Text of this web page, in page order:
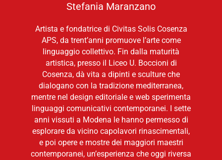
Stefania Maranzano
Artista e fondatrice di Civitas Solis Cosenza
APS, da trent’anni promuove l’arte come
linguaggio collettivo. Fin dalla maturità
artistica, presso il Liceo U. Boccioni di
Cosenza, dà vita a dipinti e sculture che
dialogano con la tradizione mediterranea,
mentre nel design editoriale e web sperimenta
linguaggi comunicativi contemporanei. I sette
anni vissuti a Modena le hanno permesso di
esplorare da vicino capolavori rinascimentali,
e poi opere e mostre dei maggiori maestri
contemporanei, un’esperienza che oggi riversa